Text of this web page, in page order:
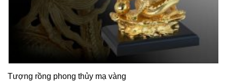
Tượng rồng phong thủy mạ vàng